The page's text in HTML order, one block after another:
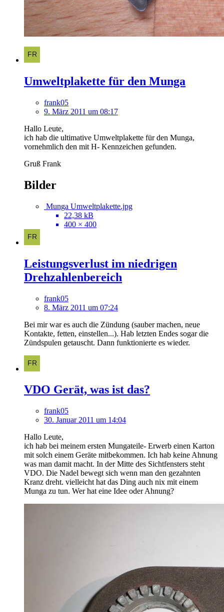
Umweltplakette für den Munga
frank05
9. März 2011 um 08:17
Hallo Leute,
ich hab die ultimative Umweltplakette für den Munga,
vornehmlich den mit H- Kennzeichen gefunden.
Gruß Frank
Bilder
Munga Umweltplakette.jpg
22,38 kB
400 × 400
Leistungsverlust im niedrigen
Drehzahlenbereich
frank05
8. März 2011 um 07:24
Bei mir war es auch die Zündung (sauber machen, neue
Kontakte, fetten, einstellen...). Hab letzten Endes sogar die
Zündspulen getauscht. Dann funktionierte es wieder.
VDO Gerät, was ist das?
frank05
30. Januar 2011 um 14:04
Hallo Leute,
ich hab bei meinem ersten Mungateile- Erwerb einen Karton
mit solch einem Geräte mitbekommen. Ich hab keine Ahnung
was man damit macht. In der Mitte des Sichtfensters steht
VDO. Die Nadel bewegt sich wenn man den gezahnten
Kranz dreht. vielleicht hat das Ding auch nix mit einem
Munga zu tun. Wer hat eine Idee oder Ahnung?